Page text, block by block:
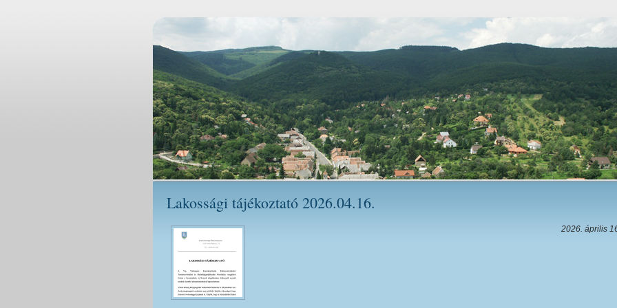
Lakossági tájékoztató 2026.04.16.
2026. április